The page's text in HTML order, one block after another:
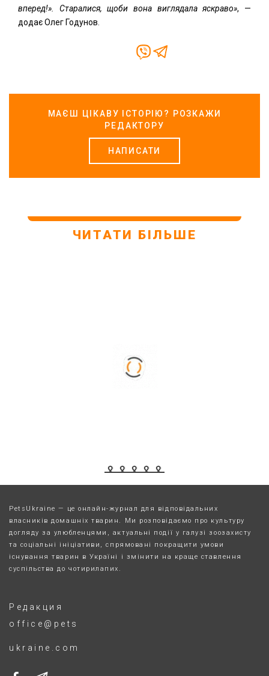
вперед!». Старалися, щоби вона виглядала яскраво», —
додає Олег Годунов.
МАЄШ ЦІКАВУ ІСТОРІЮ? РОЗКАЖИ
РЕДАКТОРУ
НАПИСАТИ
ЧИТАТИ БІЛЬШЕ
PetsUkraine — це онлайн-журнал для відповідальних
власників домашніх тварин. Ми розповідаємо про культуру
догляду за улюбленцями, актуальні події у галузі зоозахисту
та соціальні ініціативи, спрямовані покращити умови
існування тварин в Україні і змінити на краще ставлення
суспільства до чотирилапих.
Редакция
office@pets
ukraine.com